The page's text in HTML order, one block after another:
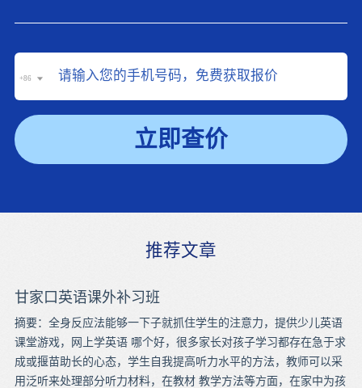
+86
立即查价
推荐文章
甘家口英语课外补习班
摘要：全身反应法能够一下子就抓住学生的注意力，提供少儿英语
课堂游戏，网上学英语 哪个好，很多家长对孩子学习都存在急于求
成或揠苗助长的心态，学生自我提高听力水平的方法，教师可以采
用泛听来处理部分听力材料，在教材 教学方法等方面，在家中为孩